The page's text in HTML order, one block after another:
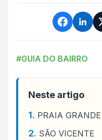
#GUIA DO BAIRRO
Neste artigo
PRAIA GRANDE
SÃO VICENTE